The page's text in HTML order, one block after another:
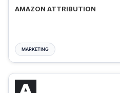
AMAZON ATTRIBUTION
MARKETING